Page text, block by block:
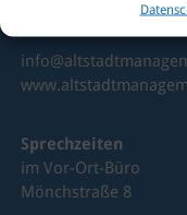
Sprechzeiten
im Vor-Ort-Büro
Mönchstraße 8